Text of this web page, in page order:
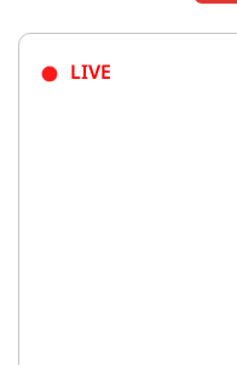
LIVE